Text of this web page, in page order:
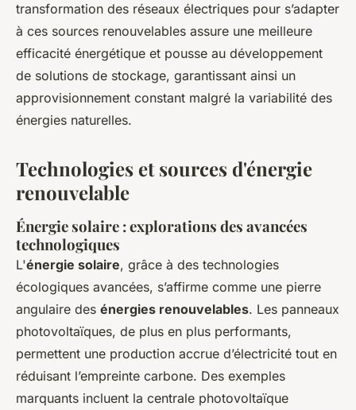
transformation des réseaux électriques pour s’adapter
à ces sources renouvelables assure une meilleure
efficacité énergétique et pousse au développement
de solutions de stockage, garantissant ainsi un
approvisionnement constant malgré la variabilité des
énergies naturelles.
Technologies et sources d'énergie
renouvelable
Énergie solaire : explorations des avancées
technologiques
L'énergie solaire, grâce à des technologies
écologiques avancées, s’affirme comme une pierre
angulaire des énergies renouvelables. Les panneaux
photovoltaïques, de plus en plus performants,
permettent une production accrue d’électricité tout en
réduisant l’empreinte carbone. Des exemples
marquants incluent la centrale photovoltaïque